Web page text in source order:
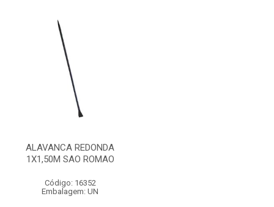
ALAVANCA REDONDA
1X1,50M SAO ROMAO
Código: 16352
Embalagem: UN